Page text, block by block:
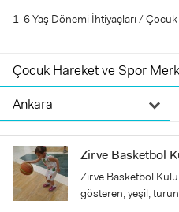
1-6 Yaş Dönemi İhtiyaçları /
Zirve Basketbol
Zirve Basketbol
gösteren, yeşil,